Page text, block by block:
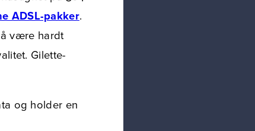
ADSL-pakker.
være hardt
Gilette-
og holder en